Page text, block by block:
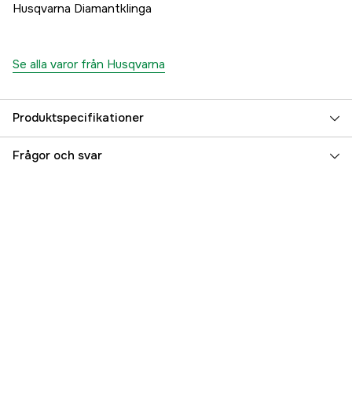
Husqvarna Diamantklinga
Se alla varor från Husqvarna
Produktspecifikationer
Diameter 400 mm
Frågor och svar